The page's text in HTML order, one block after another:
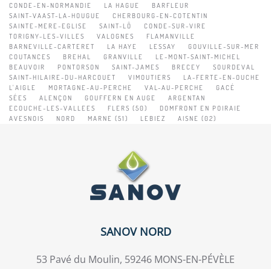
CONDE-EN-NORMANDIE
LA HAGUE
BARFLEUR
SAINT-VAAST-LA-HOUGUE
CHERBOURG-EN-COTENTIN
SAINTE-MERE-EGLISE
SAINT-LÔ
CONDE-SUR-VIRE
TORIGNY-LES-VILLES
VALOGNES
FLAMANVILLE
BARNEVILLE-CARTERET
LA HAYE LESSAY
GOUVILLE-SUR-MER
COUTANCES
BREHAL GRANVILLE
LE-MONT-SAINT-MICHEL
BEAUVOIR
PONTORSON SAINT-JAMES BRECEY
SOURDEVAL
SAINT-HILAIRE-DU-HARCOUET
VIMOUTIERS
LA-FERTE-EN-OUCHE
L'AIGLE
MORTAGNE-AU-PERCHE VAL-AU-PERCHE
GACÉ
SÉES
ALENÇON GOUFFERN EN AUGE
ARGENTAN
ECOUCHE-LES-VALLEES
FLERS (50)
DOMFRONT EN POIRAIE
AVESNOIS
NORD MARNE (51) LEBIEZ AISNE (02)
SANOV NORD
53 Pavé du Moulin, 59246 MONS-EN-PÉVÈLE